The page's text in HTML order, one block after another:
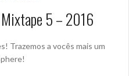
5 – 2016
Trazemos a vocês mais um